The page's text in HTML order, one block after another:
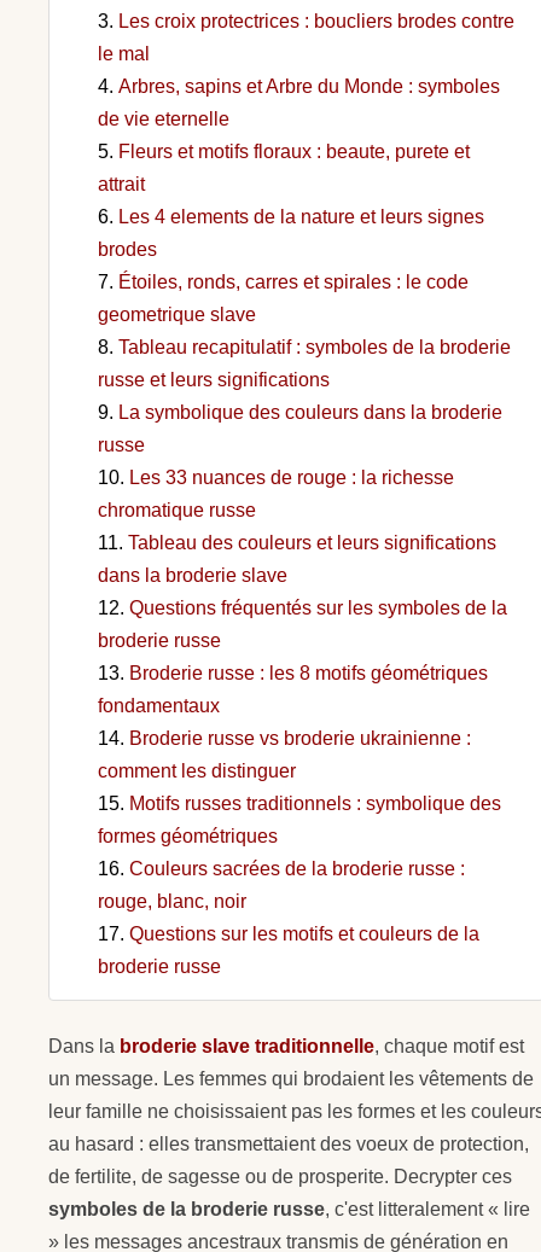
Les croix protectrices : boucliers brodes contre
le mal
Arbres, sapins et Arbre du Monde : symboles
de vie eternelle
Fleurs et motifs floraux : beaute, purete et
attrait
Les 4 elements de la nature et leurs signes
brodes
Étoiles, ronds, carres et spirales : le code
geometrique slave
Tableau recapitulatif : symboles de la broderie
russe et leurs significations
La symbolique des couleurs dans la broderie
russe
Les 33 nuances de rouge : la richesse
chromatique russe
Tableau des couleurs et leurs significations
dans la broderie slave
Questions fréquentés sur les symboles de la
broderie russe
Broderie russe : les 8 motifs géométriques
fondamentaux
Broderie russe vs broderie ukrainienne :
comment les distinguer
Motifs russes traditionnels : symbolique des
formes géométriques
Couleurs sacrées de la broderie russe :
rouge, blanc, noir
Questions sur les motifs et couleurs de la
broderie russe
Dans la broderie slave traditionnelle, chaque motif est
un message. Les femmes qui brodaient les vêtements de
leur famille ne choisissaient pas les formes et les
au hasard : elles transmettaient des voeux de protection,
de fertilite, de sagesse ou de prosperite. Decrypter ces
symboles de la broderie russe, c'est litteralement « lire
» les messages ancestraux transmis de génération en